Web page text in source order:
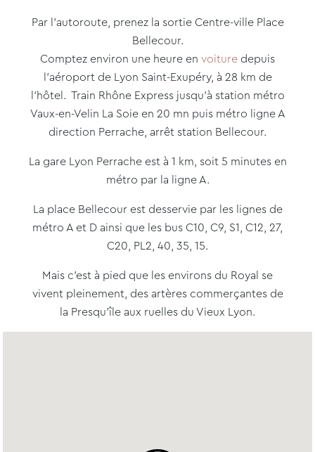
Par l’autoroute, prenez la sortie Centre-ville Place
Bellecour.
Comptez environ une heure en voiture depuis
l’aéroport de Lyon Saint-Exupéry, à 28 km de
l’hôtel. Train Rhône Express jusqu’à station métro
Vaux-en-Velin La Soie en 20 mn puis métro ligne A
direction Perrache, arrêt station Bellecour.
La gare Lyon Perrache est à 1 km, soit 5 minutes en
métro par la ligne A.
La place Bellecour est desservie par les lignes de
métro A et D ainsi que les bus C10, C9, S1, C12, 27,
C20, PL2, 40, 35, 15.
Mais c’est à pied que les environs du Royal se
vivent pleinement, des artères commerçantes de
la Presqu’île aux ruelles du Vieux Lyon.